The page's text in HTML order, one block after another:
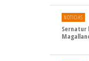
NOTICIAS
Sernatur